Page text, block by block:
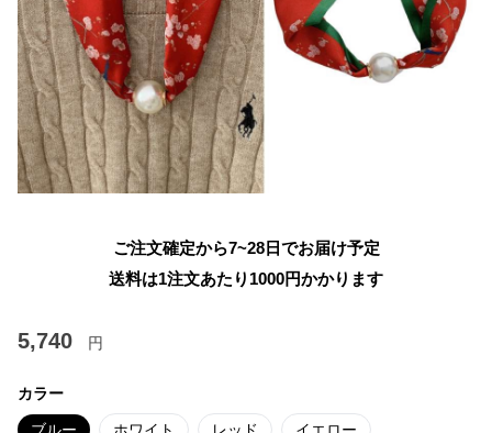
ご注文確定から7~28日でお届け予定
送料は1注文あたり 1000円かかります
5,740 円
カラー